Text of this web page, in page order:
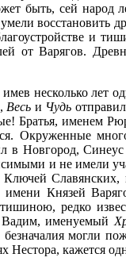
быть, сей
восстановить
и
от Варягов.
несколько лет
Весь и Чудь
Братья, именем
Окруженные
в Новгород,
и не имели
Князей
тишиною, редко
Вадим, именуемый
могли
Нестора, кажется